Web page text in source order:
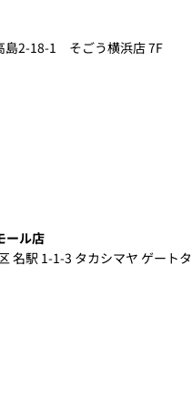
島2-18-1 そごう横浜店 7F
ール店
名駅 1-1-3 タカシマヤ ゲート